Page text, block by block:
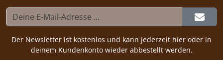
Der Newsletter ist kostenlos und kann jederzeit hier oder in
deinem Kundenkonto wieder abbestellt werden.